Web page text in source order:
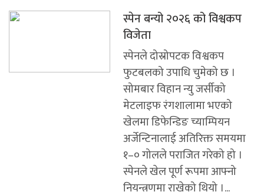
स्पेन बन्यो २०२६ को विश्वकप
विजेता
स्पेनले दोस्रोपटक विश्वकप
फुटबलको उपाधि चुमेको छ ।
सोमबार विहान न्यु जर्सीको
मेटलाइफ रंगशालामा भएको
खेलमा डिफेन्डिङ च्याम्पियन
अर्जेन्टिनालाई अतिरिक्त समयमा
१–० गोलले पराजित गरेको हो ।
स्पेनले खेल पूर्ण रूपमा आफ्नो
नियन्त्रणमा राखेको थियो ।...